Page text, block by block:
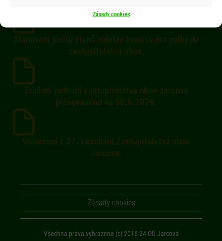
Zásady cookies
Zásady cookies
Všechna práva vyhrazena (c) 2016-24 OÚ Jarcová